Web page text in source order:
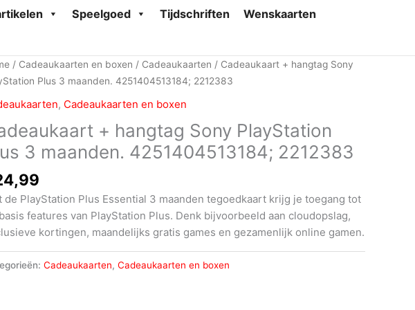
Speelgoed Tijdschriften
Wenskaarten
/ Cadeaukaarten en boxen / Cadeaukaarten / Cadeaukaart + hangtag Sony
Plus 3 maanden. 4251404513184; 2212383
, Cadeaukaarten en boxen
+ hangtag Sony PlayStation
3 maanden. 4251404513184; 2212383
de PlayStation Plus Essential 3 maanden tegoedkaart krijg je toegang tot
features van PlayStation Plus. Denk bijvoorbeeld aan cloudopslag,
kortingen, maandelijks gratis games en gezamenlijk online gamen.
Cadeaukaarten, Cadeaukaarten en boxen